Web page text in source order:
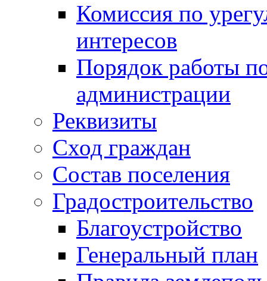
Комиссия по
интересов
Порядок работы
администрации
Реквизиты
Сход граждан
Состав поселения
Градостроительство
Благоустройство
Генеральный план